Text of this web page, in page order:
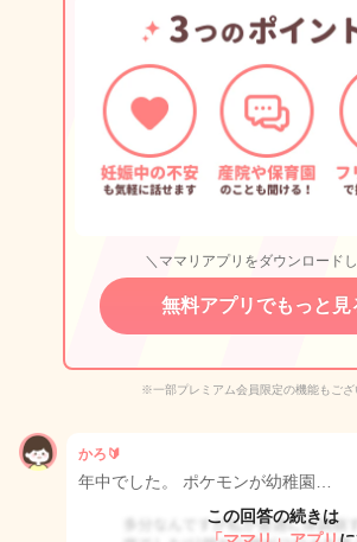
＼ママリアプリをダウンロード
無料アプリでもっと見
※一部プレミアム会員限定の機能もござ
かろ🔰
年中でした。 ポケモンが幼稚園…
この回答の続きは